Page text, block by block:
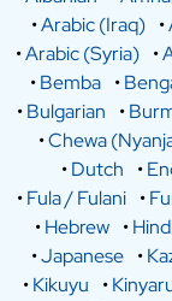
•Arabic (Iraq) •
•Arabic (Syria) •
•Bemba •
•Bulgarian •
•Chewa
•Dutch •
•Fula / Fulani •
•Hebrew •
•Japanese •
•Kikuyu •